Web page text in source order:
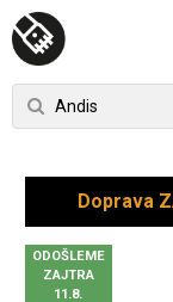
Doprava
ODOŠLEME
ZAJTRA
11.8.